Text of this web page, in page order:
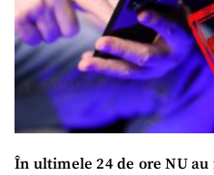
În ultimele 24 de ore NU